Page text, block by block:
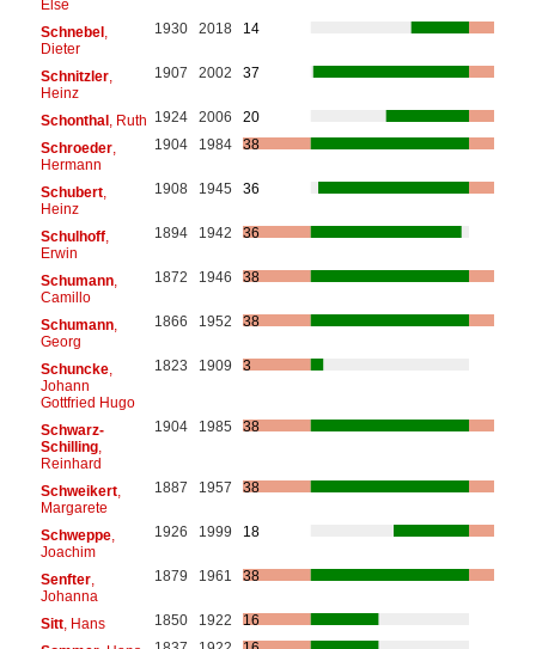
Else
Schnebel,
Dieter
1930 2018 14
Schnitzler,
Heinz
1907 2002 37
Schonthal, Ruth 1924 2006
20
Schroeder,
Hermann
1904 1984 38
Schubert,
Heinz
1908 1945 36
Schulhoff,
Erwin
1894 1942 36
Schumann,
Camillo
1872 1946 38
Schumann,
Georg
1866 1952 38
Schuncke,
Johann
Gottfried Hugo
1823 1909 3
Schwarz-
Schilling,
Reinhard
1904 1985 38
Schweikert,
Margarete
1887 1957 38
Schweppe,
Joachim
1926 1999 18
Senfter,
Johanna
1879 1961 38
Sitt, Hans 1850 1922
16